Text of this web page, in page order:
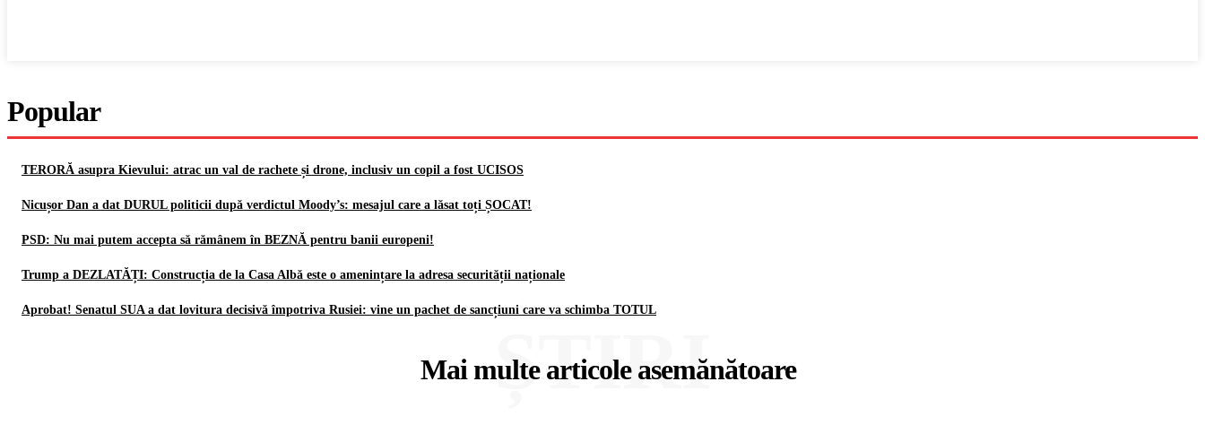
Popular
TERORĂ asupra Kievului: atrac un val de rachete și drone, inclusiv un copil a fost UCISOS
Nicușor Dan a dat DURUL politicii după verdictul Moody’s: mesajul care a lăsat toți ȘOCAT!
PSD: Nu mai putem accepta să rămânem în BEZNĂ pentru banii europeni!
Trump a DEZLATĂȚI: Construcția de la Casa Albă este o amenințare la adresa securității naționale
Aprobat! Senatul SUA a dat lovitura decisivă împotriva Rusiei: vine un pachet de sancțiuni care va schimba TOTUL
Mai multe articole asemănătoare
ȘTIRI